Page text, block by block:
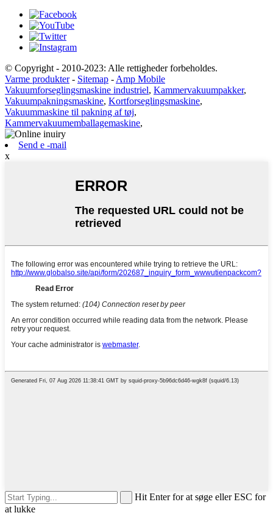
© Copyright - 2010-2023: Alle rettigheder forbeholdes.
Varme produkter- Sitemap - Amp Mobile
Vakuumforseglingsmaskine industriel, Kammervakuumpakker,
Vakuumpakningsmaskine, Kortforseglingsmaskine,
Vakuummaskine til pakning af tøj,
Kammervakuumemballagemaskine,
Send e -mail
x
Hit Enter for at søge eller ESC for
at lukke